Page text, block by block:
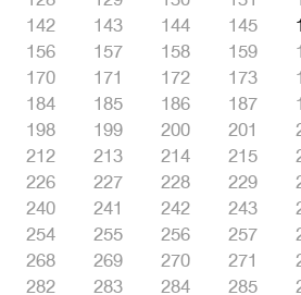
142 143 144 145
156 157 158 159
170 171 172 173
184 185 186 187
198 199 200 201
212 213 214 215
226 227 228 229
240 241 242 243
254 255 256 257
268 269 270 271
282 283 284 285